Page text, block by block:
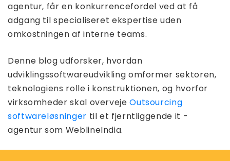
agentur, får en konkurrencefordel ved at få
adgang til specialiseret ekspertise uden
omkostningen af ​​interne teams.
Denne blog udforsker, hvordan
udviklingssoftwareudvikling omformer sektoren,
teknologiens rolle i konstruktionen, og hvorfor
virksomheder skal overvejeOutsourcing
softwareløsninger til et fjerntliggende it -
agentur som WeblineIndia.